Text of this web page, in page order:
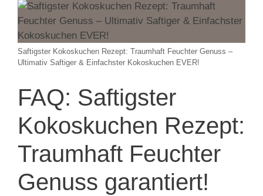
Saftigster Kokoskuchen Rezept: Traumhaft Feuchter Genuss –
Ultimativ Saftiger & Einfachster Kokoskuchen EVER!
FAQ: Saftigster
Kokoskuchen Rezept:
Traumhaft Feuchter
Genuss garantiert!